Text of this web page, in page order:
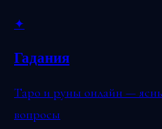
✦
Гадания
Таро и руны онлайн —
вопросы